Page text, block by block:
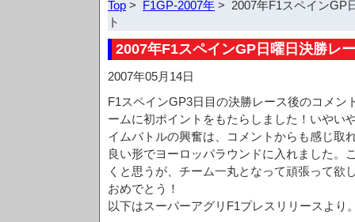
Top > F1GP-2007年 > 2007年F1スペインGP
ト
2007年F1スペインGP日曜日決勝レ
2007年05月14日
F1スペインGP3日目の決勝レース後のコメン
ームに初ポイントをもたらしました！いやい
イムバトルの興奮は、コメントからも感じ取
良い形でヨーロッパラウンドに入れました。
くと思うが、チーム一丸となって頑張って欲
おめでとう！
以下はスーパーアグリF1プレスリリースより